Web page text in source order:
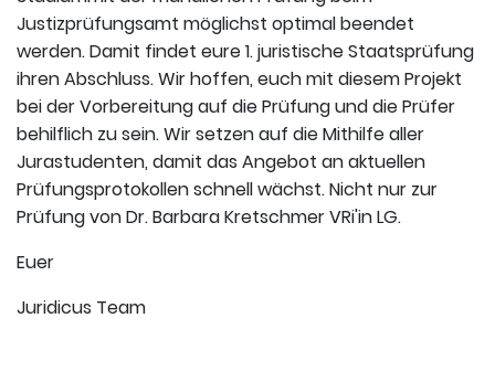
Justizprüfungsamt möglichst optimal beendet
werden. Damit findet eure 1. juristische Staatsprüfung
ihren Abschluss. Wir hoffen, euch mit diesem Projekt
bei der Vorbereitung auf die Prüfung und die Prüfer
behilflich zu sein. Wir setzen auf die Mithilfe aller
Jurastudenten, damit das Angebot an aktuellen
Prüfungsprotokollen schnell wächst. Nicht nur zur
Prüfung von Dr. Barbara Kretschmer VRi'in LG.
Euer
Juridicus Team